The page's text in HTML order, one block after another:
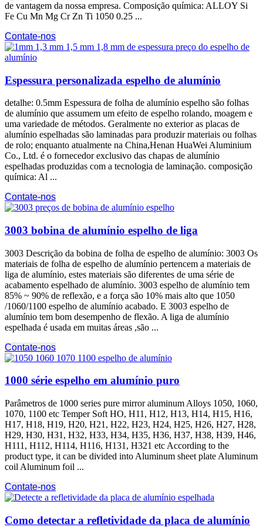
de vantagem da nossa empresa. Composição química: ALLOY Si
Fe Cu Mn Mg Cr Zn Ti 1050 0.25 ...
Contate-nos
Espessura personalizada espelho de alumínio
detalhe: 0.5mm Espessura de folha de alumínio espelho são folhas
de alumínio que assumem um efeito de espelho rolando, moagem e
uma variedade de métodos. Geralmente no exterior as placas de
alumínio espelhadas são laminadas para produzir materiais ou folhas
de rolo; enquanto atualmente na China,Henan HuaWei Aluminium
Co., Ltd. é o fornecedor exclusivo das chapas de alumínio
espelhadas produzidas com a tecnologia de laminação. composição
química: Al ...
Contate-nos
3003 bobina de alumínio espelho de liga
3003 Descrição da bobina de folha de espelho de alumínio: 3003 Os
materiais de folha de espelho de alumínio pertencem a materiais de
liga de alumínio, estes materiais são diferentes de uma série de
acabamento espelhado de alumínio. 3003 espelho de alumínio tem
85% ~ 90% de reflexão, e a força são 10% mais alto que 1050
/1060/1100 espelho de alumínio acabado. E 3003 espelho de
alumínio tem bom desempenho de flexão. A liga de alumínio
espelhada é usada em muitas áreas ,são ...
Contate-nos
1000 série espelho em alumínio puro
Parâmetros de 1000 series pure mirror aluminum Alloys 1050, 1060,
1070, 1100 etc Temper Soft HO, H11, H12, H13, H14, H15, H16,
H17, H18, H19, H20, H21, H22, H23, H24, H25, H26, H27, H28,
H29, H30, H31, H32, H33, H34, H35, H36, H37, H38, H39, H46,
H111, H112, H114, H116, H131, H321 etc According to the
product type, it can be divided into Aluminum sheet plate Aluminum
coil Aluminum foil ...
Contate-nos
Como detectar a refletividade da placa de alumínio